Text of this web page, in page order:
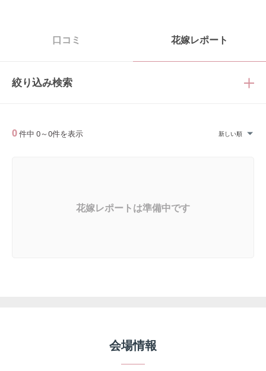
口コミ 花嫁レポート
絞り込み検索
0件中 0～0件を表示 新しい順
花嫁レポートは準備中です
会場情報